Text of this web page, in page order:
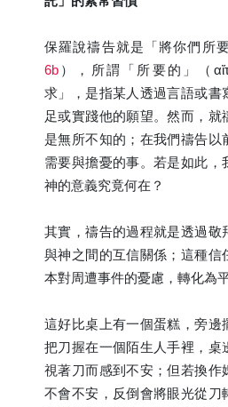
保羅說禱告就是「將你們所
6b ），所謂「所要的」（
求」，是指某人透過言語或書
足或實踐他的願望。然而，就
是無所不知的；在我們禱告以
需要與擔憂的事。若是如此，
神的意義究竟何在？
其實，禱告的過程就是透過敬
與神之間的互信關係；這種信
本對周遭事件的憂慮，轉化為
這好比桌上有一個蛋糕，旁邊
把刀握在一個陌生人手裡，桌
視著刀而感到不安；但若換作
不會不安，反倒會將眼光從刀